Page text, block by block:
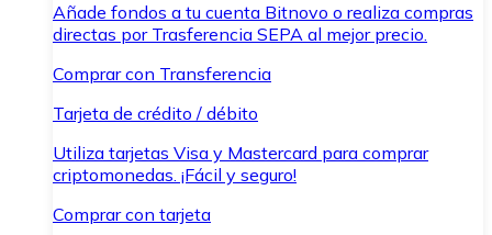
Añade fondos a tu cuenta Bitnovo o realiza compras
directas por Trasferencia SEPA al mejor precio.
Comprar con Transferencia
Tarjeta de crédito / débito
Utiliza tarjetas Visa y Mastercard para comprar
criptomonedas. ¡Fácil y seguro!
Comprar con tarjeta